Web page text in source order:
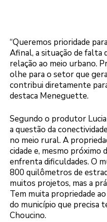
“Queremos prioridade
Afinal, a situação de falta
relação ao meio urbano.
olhe para o setor que
contribui diretamente
destaca Meneguette.
Segundo o produtor
a questão da
no meio rural. A
cidade e, mesmo próximo
enfrenta dificuldades. O
800 quilômetros de
muitos projetos, mas a
Tem muita propriedade
do município que precisa
Choucino.